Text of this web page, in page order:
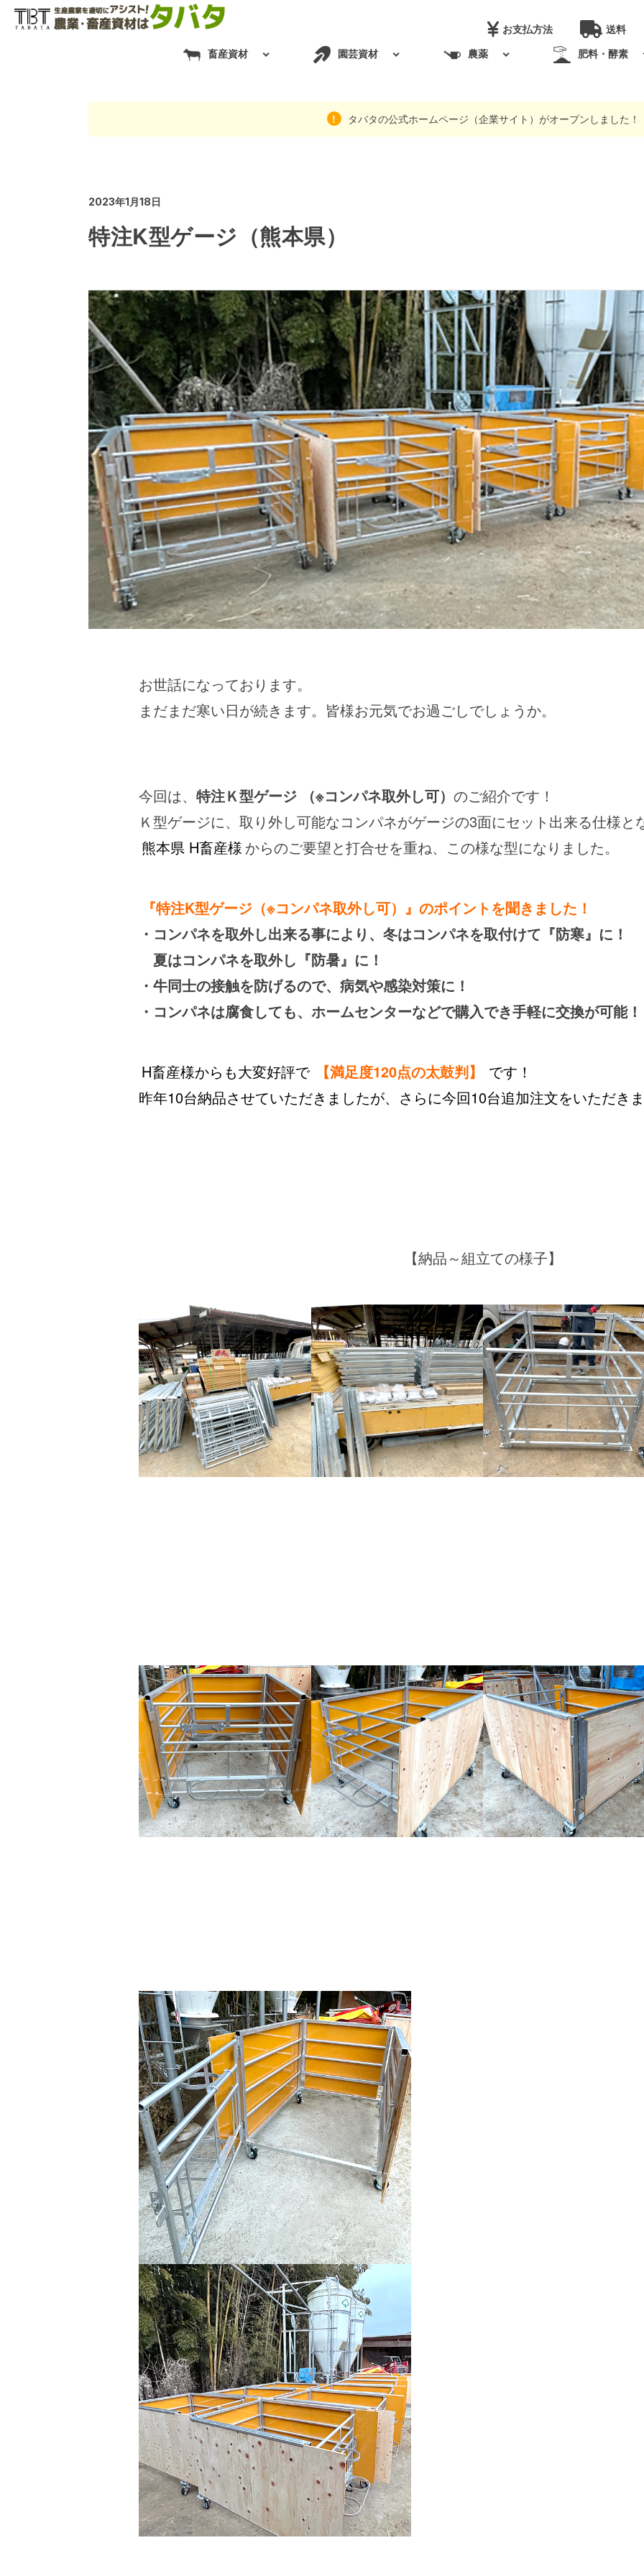
畜産資材 園芸資材 農薬 肥料・酵素
お支払方法 送料
タバタの公式ホームページ（企業サイト）がオープンしました！
2023年1月18日
特注K型ゲージ（熊本県）
お世話になっております。
まだまだ寒い日が続きます。皆様お元気でお過ごしでしょうか。
今回は、 特注Ｋ型ゲージ （※コンパネ取外し可） のご紹介です！
Ｋ型ゲージに、取り外し可能なコンパネがゲージの3面にセット出来る仕様と
熊本県 H畜産様 からのご要望と打合せを重ね、この様な型になりました。
『特注K型ゲージ（※コンパネ取外し可）』のポイントを聞きました！
・コンパネを取外し出来る事により、冬はコンパネを取付けて『防寒』に！
夏はコンパネを取外し『防暑』に！
・牛同士の接触を防げるので、病気や感染対策に！
・コンパネは腐食しても、ホームセンターなどで購入でき手軽に交換が可能！
H畜産様からも大変好評で 【満足度120点の太鼓判】
です！
昨年10台納品させていただきましたが、さらに今回10台追加注文をいただき
【納品～組立ての様子】